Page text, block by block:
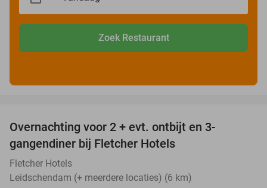
Zoek Restaurant
Overnachting voor 2 + evt. ontbijt en 3-
gangendiner bij Fletcher Hotels
Fletcher Hotels
Leidschendam (+ meerdere locaties) (6 km)